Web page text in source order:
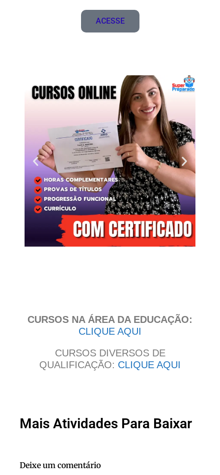
ACESSE
CURSOS NA ÁREA DA EDUCAÇÃO:
CLIQUE AQUI
CURSOS DIVERSOS DE
QUALIFICAÇÃO: CLIQUE AQUI
Mais Atividades Para Baixar
Deixe um comentário